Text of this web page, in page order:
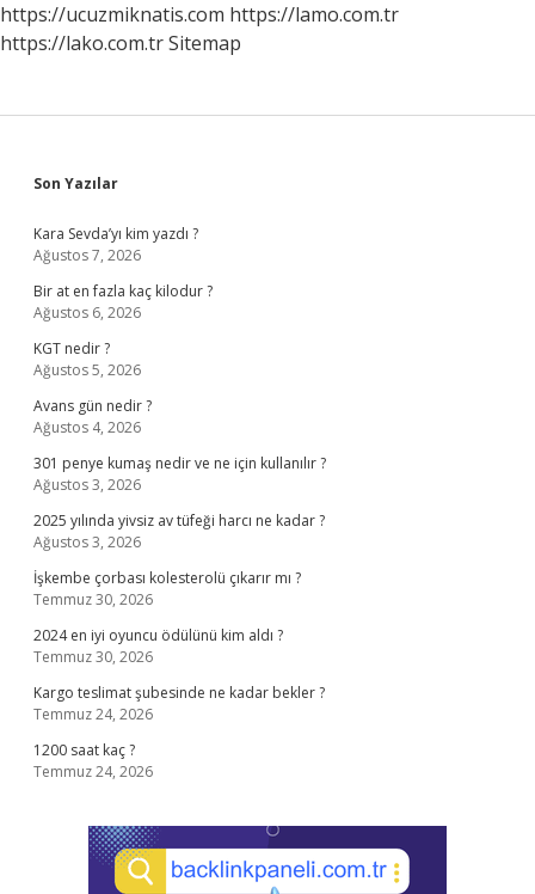
https://ucuzmiknatis.com https://lamo.com.tr
https://lako.com.trSitemap
Sidebar
Son Yazılar
Kara Sevda’yı kim yazdı ?
Ağustos 7, 2026
Bir at en fazla kaç kilodur ?
Ağustos 6, 2026
KGT nedir ?
Ağustos 5, 2026
Avans gün nedir ?
Ağustos 4, 2026
301 penye kumaş nedir ve ne için kullanılır ?
Ağustos 3, 2026
2025 yılında yivsiz av tüfeği harcı ne kadar ?
Ağustos 3, 2026
İşkembe çorbası kolesterolü çıkarır mı ?
Temmuz 30, 2026
2024 en iyi oyuncu ödülünü kim aldı ?
Temmuz 30, 2026
Kargo teslimat şubesinde ne kadar bekler ?
Temmuz 24, 2026
1200 saat kaç ?
Temmuz 24, 2026